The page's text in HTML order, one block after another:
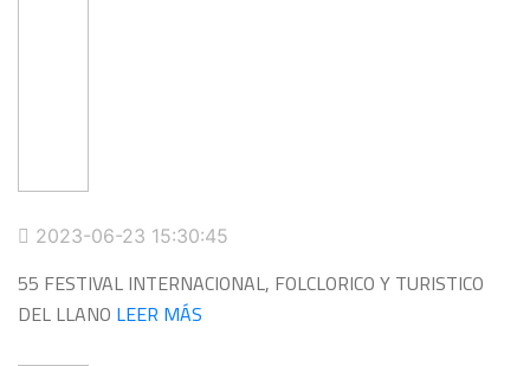
2023-06-23 15:30:45
55 FESTIVAL INTERNACIONAL, FOLCLORICO Y TURISTICO
DEL LLANO LEER MÁS